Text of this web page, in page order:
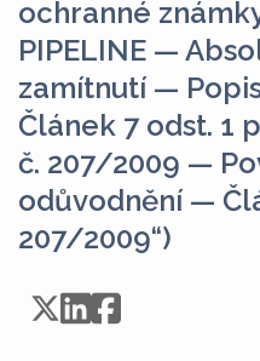
ochranné
PIPELINE —
zamítnutí —
Článek 7 odst. 1
č. 207/2009 —
odůvodnění —
207/2009“)